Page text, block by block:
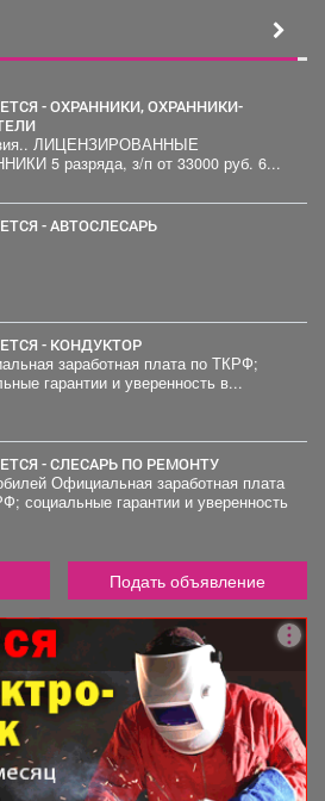
ЛИЦЕНЗИРОВАННЫЕ
ОХРАННИКИ 5 разряда, з/п от 33000 руб. 6...
- АВТОСЛЕСАРЬ
- КОНДУКТОР
заработная плата по ТКРФ;
гарантии и уверенность в...
- СЛЕСАРЬ ПО РЕМОНТУ
Официальная заработная плата
социальные гарантии и уверенность
Подать объявление